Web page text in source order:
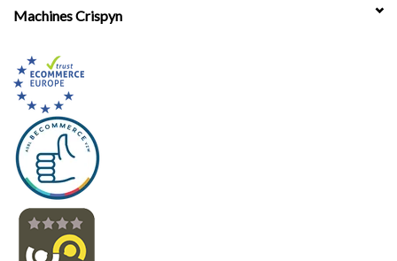
Machines Crispyn